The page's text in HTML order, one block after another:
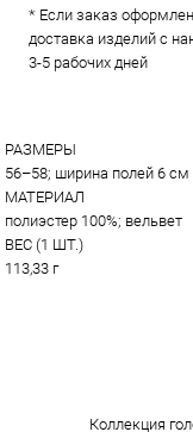
* Если заказ
доставка изделий с
3-5 рабочих дней
РАЗМЕРЫ
56–58; ширина полей 6 см
МАТЕРИАЛ
полиэстер 100%; вельвет
ВЕС (1 ШТ.)
113,33 г
Коллекция